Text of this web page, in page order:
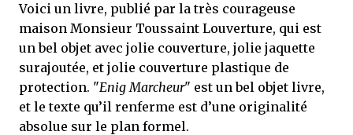
Voici un livre, publié par la très courageuse
maison Monsieur Toussaint Louverture, qui est
un bel objet avec jolie couverture, jolie jaquette
surajoutée, et jolie couverture plastique de
protection. "Enig Marcheur" est un bel objet livre,
et le texte qu’il renferme est d’une originalité
absolue sur le plan formel.